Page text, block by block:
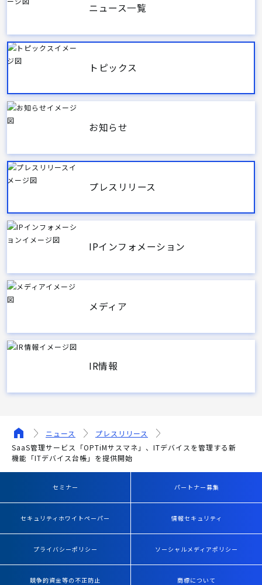
ニュース一覧
トピックス
お知らせ
プレスリリース
IPインフォメーション
メディア
IR情報
ニュース
プレスリリース
SaaS管理サービス「OPTiMサスマネ」、ITデバイスを管理する新
機能「ITデバイス台帳」を提供開始
セミナー パートナー募集
セキュリティホワイトペーパー 情報セキュリティ
プライバシーポリシー ソーシャルメディアポリシー
競争的資金等の不正防止 商標について